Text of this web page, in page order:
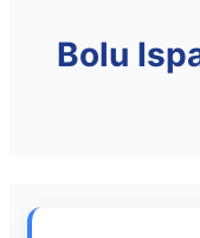
Bolu